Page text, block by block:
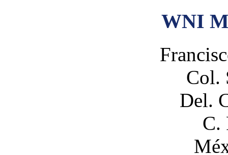
WNI
Col.
Del.
C.